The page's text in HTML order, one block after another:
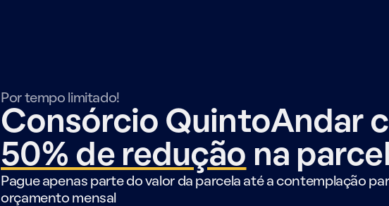
Por tempo limitado!
Consórcio QuintoAndar
50% de redução na
Pague apenas parte do valor da parcela até a contemplação
orçamento mensal